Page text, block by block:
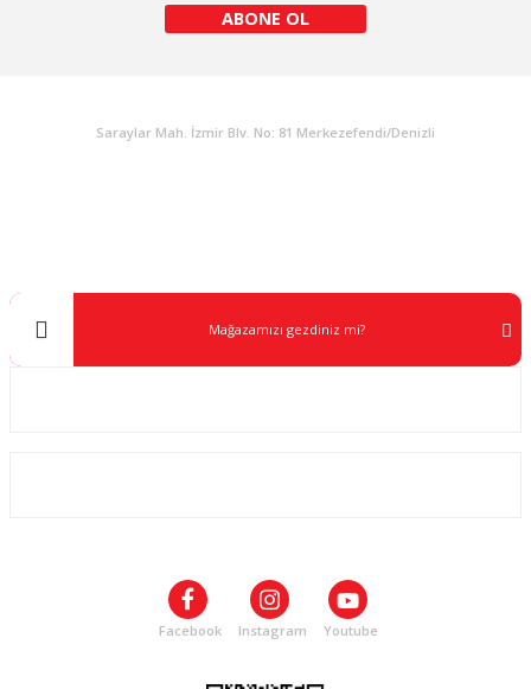
ABONE OL
Saraylar Mah. İzmir Blv. No: 81 Merkezefendi/Denizli
Mağazamızı gezdiniz mi?
Facebook Instagram Youtube